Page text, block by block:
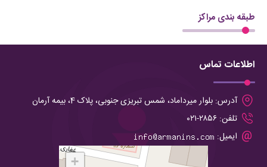
طبقه بندی مراکز
اطلاعات تماس
آدرس: بلوار میرداماد، شمس تبریزی جنوبی، پلاک 4، بیمه آرمان
تلفن: ۲۸۵۶-۰۲۱
ایمیل:
+